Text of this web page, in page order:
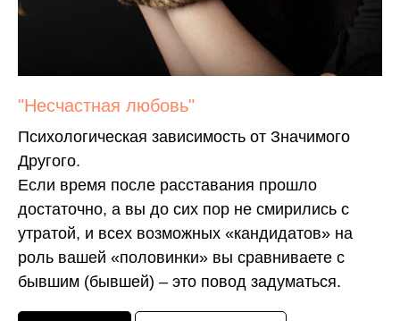
"Несчастная любовь"
Психологическая зависимость от Значимого
Другого.
Если время после расставания прошло
достаточно, а вы до сих пор не смирились с
утратой, и всех возможных «кандидатов» на
роль вашей «половинки» вы сравниваете с
бывшим (бывшей) – это повод задуматься.